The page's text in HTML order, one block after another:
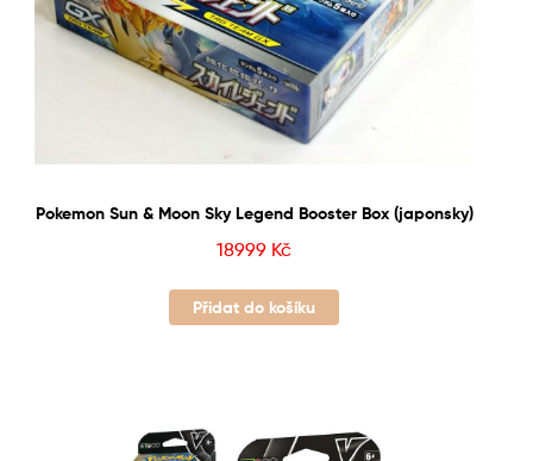
Pokemon Sun & Moon Sky Legend Booster Box (japonsky)
18999 Kč
Přidat do košíku